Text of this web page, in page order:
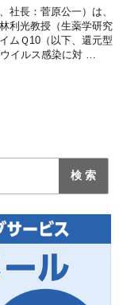
社長：菅原公一）は、
利光教授（生薬学研究
ムＱ10（以下、還元型
イルス感染に対 …